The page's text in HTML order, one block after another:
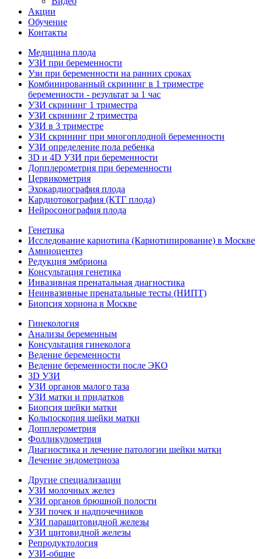
Акции
Обучение
Контакты
Медицина плода
УЗИ при беременности
Узи при беременности на ранних сроках
Комбинированный скрининг в 1 триместре
беременности - результат за 1 час
УЗИ скрининг 1 триместра
УЗИ скрининг 2 триместра
УЗИ в 3 триместре
УЗИ скрининг при многоплодной беременности
УЗИ определение пола ребенка
3D и 4D УЗИ при беременности
Допплерометрия при беременности
Цервикометрия
Эхокардиография плода
Кардиотокография (КТГ плода)
Нейросонография плода
Генетика
Исследование кариотипа (Кариотипирование) в Москве
Амниоцентез
Редукция эмбриона
Консультация генетика
Инвазивная пренатальная диагностика
Неинвазивные пренатальные тесты (НИПТ)
Биопсия хориона в Москве
Гинекология
Анализы беременным
Консультация гинеколога
Ведение беременности
Ведение беременности после ЭКО
3D УЗИ
УЗИ органов малого таза
УЗИ матки и придатков
Биопсия шейки матки
Кольпоскопия шейки матки
Допплерометрия
Фолликулометрия
Диагностика и лечение патологии шейки матки
Лечение эндометриоза
Другие специализации
УЗИ молочных желез
УЗИ органов брюшной полости
УЗИ почек и надпочечников
УЗИ паращитовидной железы
УЗИ щитовидной железы
Репродуктология
УЗИ-общие